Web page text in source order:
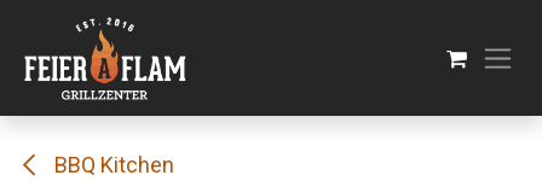
Se rendre au contenu
BBQ Kitchen